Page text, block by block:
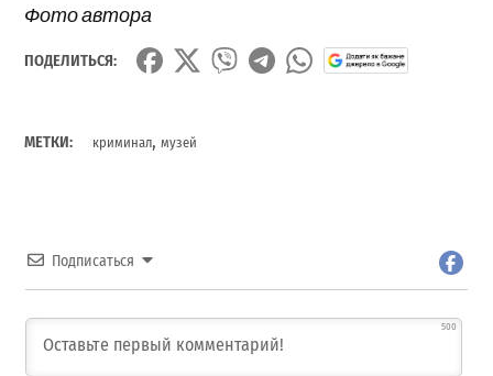
Фото автора
ПОДЕЛИТЬСЯ:
МЕТКИ: криминал,музей
Подписаться
500